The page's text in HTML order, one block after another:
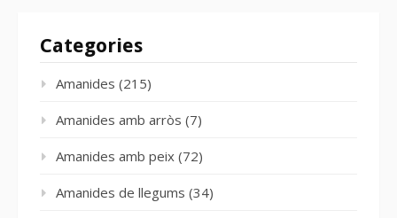
Categories
Amanides (215)
Amanides amb arròs (7)
Amanides amb peix (72)
Amanides de llegums (34)